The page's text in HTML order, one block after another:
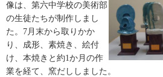
像は、第六中学校の美術部
の生徒たちが制作しまし
た。7月末から取りかか
り、成形、素焼き、絵付
け、本焼きと約1か月の作
業を経て、窯だししました。